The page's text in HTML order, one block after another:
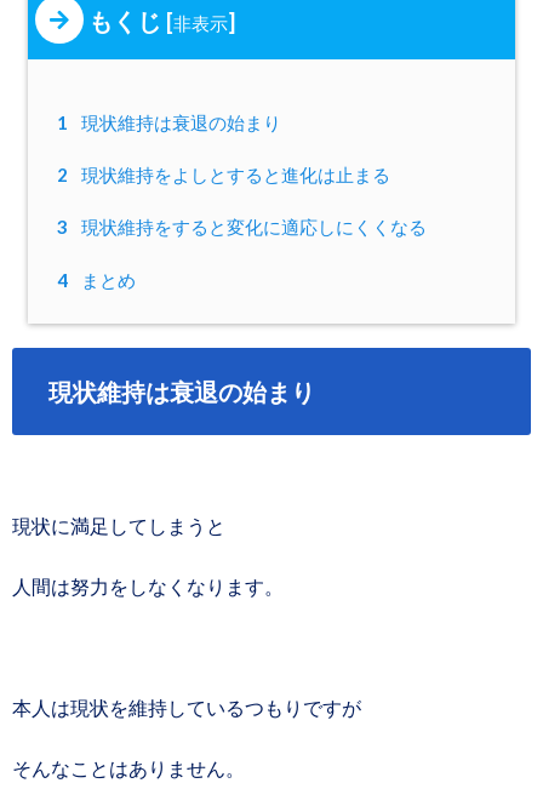
もくじ [非表示]
1 現状維持は衰退の始まり
2 現状維持をよしとすると進化は止まる
3 現状維持をすると変化に適応しにくくなる
4 まとめ
現状維持は衰退の始まり
現状に満足してしまうと
人間は努力をしなくなります。
本人は現状を維持しているつもりですが
そんなことはありません。